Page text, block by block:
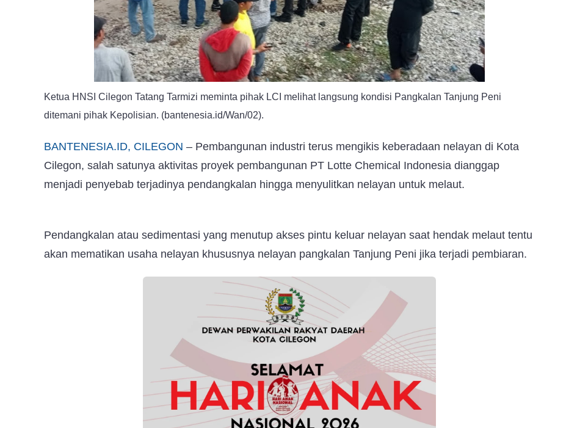
Jawab
Ketua HNSI Cilegon Tatang Tarmizi meminta pihak LCI melihat langsung kondisi Pangkalan Tanjung Peni
ditemani pihak Kepolisian. (bantenesia.id/Wan/02).
BANTENESIA.ID, CILEGON – Pembangunan industri terus mengikis keberadaan nelayan di Kota
Cilegon, salah satunya aktivitas proyek pembangunan PT Lotte Chemical Indonesia dianggap
menjadi penyebab terjadinya pendangkalan hingga menyulitkan nelayan untuk melaut.
Pendangkalan atau sedimentasi yang menutup akses pintu keluar nelayan saat hendak melaut tentu
akan mematikan usaha nelayan khususnya nelayan pangkalan Tanjung Peni jika terjadi pembiaran.